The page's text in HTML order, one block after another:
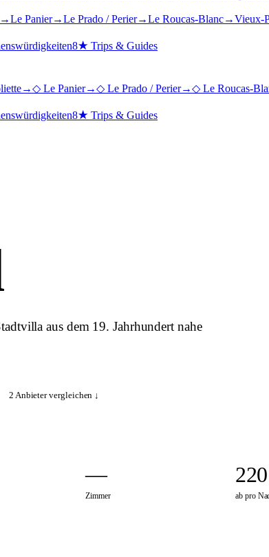
→Le Panier→Le Prado / Perier→Le Roucas-Blanc→Vieux-
8★ Trips & Guides
→◇ Le Panier→◇ Le Prado / Perier→◇ Le Roucas-
8★ Trips & Guides
aus dem 19. Jahrhundert nahe
2 Anbieter vergleichen ↓
—
Zimmer ab pro